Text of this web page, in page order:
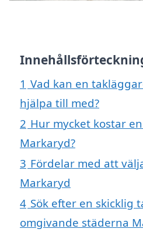
1 Vad kan en
hjälpa till med?
2 Hur mycket kostar
Markaryd?
3 Fördelar med att
Markaryd
4 Sök efter en skicklig
omgivande städerna